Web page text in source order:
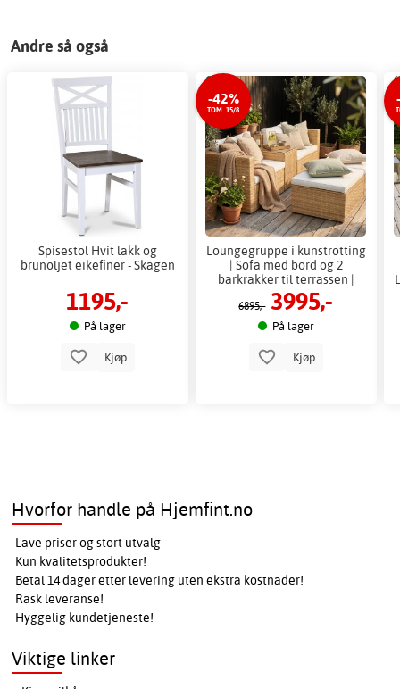
Andre så også
Spisestol Hvit lakk og
brunoljet eikefiner - Skagen
1195,-
På lager
Kjøp
-42%
TOM. 15/8
Loungegruppe i kunstrotting
| Sofa med bord og 2
barkrakker til terrassen |
Beige + Møbelpleie
6895,- 3995,-
På lager
Kjøp
Hvorfor handle på Hjemfint.no
Lave priser og stort utvalg
Kun kvalitetsprodukter!
Betal 14 dager etter levering uten ekstra kostnader!
Rask leveranse!
Hyggelig kundetjeneste!
Viktige linker